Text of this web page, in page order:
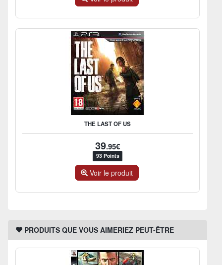
THE LAST OF US
39.95€
93 Points
Voir le produit
PRODUITS QUE VOUS AIMERIEZ PEUT-ÊTRE